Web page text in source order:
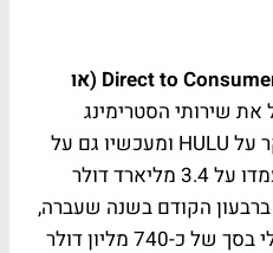
תחום ה-Direct to Consumer and International (או
את שירותי הסטרימינג
שהזכרנו קודם ומתבסס בעיקר על HULU ומעכשיו גם על
Disney +. בעוד שההכנסות עמדו על 3.4 מליארד דולר
הקודם בשנה שעברה,
רשמה הפעילות הפסד תפעולי בסך של כ-740 מליון דולר